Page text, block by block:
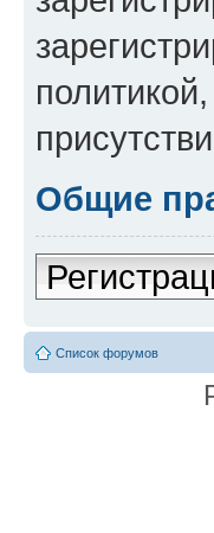
Общие
Список форумов